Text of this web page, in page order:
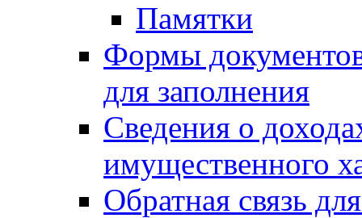
Памятки
Формы
для заполнения
Сведения о
имущественного
Обратная связь